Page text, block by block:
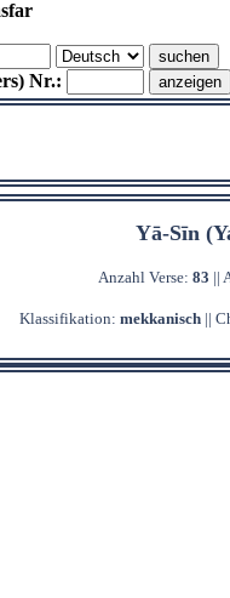
Nr.:
Yā-Sīn
Anzahl Verse: 83 ||
Klassifikation: mekkanisch ||